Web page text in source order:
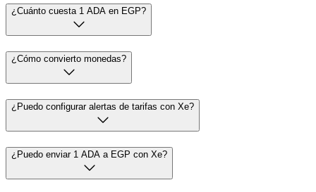
¿Cuánto cuesta 1 ADA en EGP?
¿Cómo convierto monedas?
¿Puedo configurar alertas de tarifas con Xe?
¿Puedo enviar 1 ADA a EGP con Xe?